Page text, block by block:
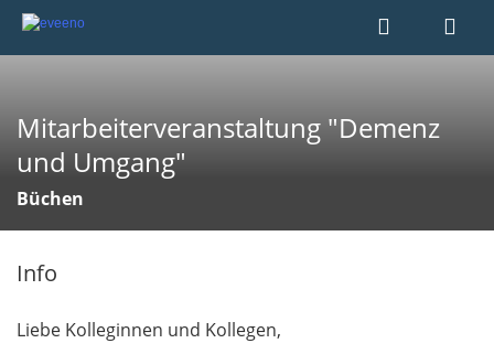
Mitarbeiterveranstaltung "Demenz
und Umgang"
Büchen
Info
Liebe Kolleginnen und Kollegen,